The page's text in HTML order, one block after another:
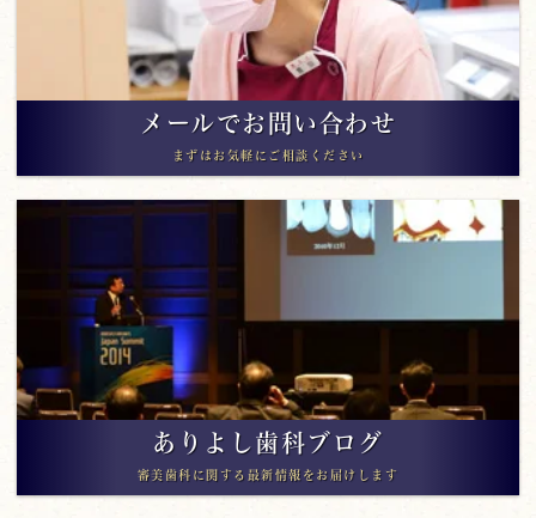
メールでお問い合わせ
まずはお気軽にご相談ください
ありよし歯科ブログ
審美歯科に関する最新情報をお届けします